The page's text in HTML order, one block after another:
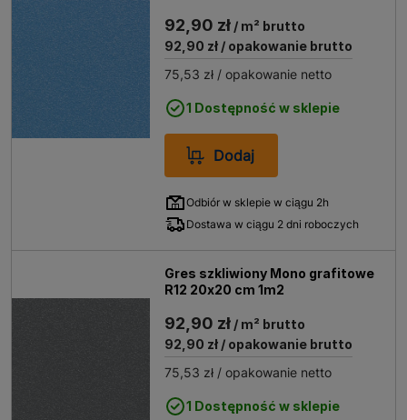
92,90 zł / m² brutto
92,90 zł / opakowanie brutto
75,53 zł / opakowanie netto
1 Dostępność w sklepie
Dodaj
Odbiór w sklepie w ciągu 2h
Dostawa w ciągu 2 dni roboczych
Gres szkliwiony Mono grafitowe
R12 20x20 cm 1m2
92,90 zł / m² brutto
92,90 zł / opakowanie brutto
75,53 zł / opakowanie netto
1 Dostępność w sklepie